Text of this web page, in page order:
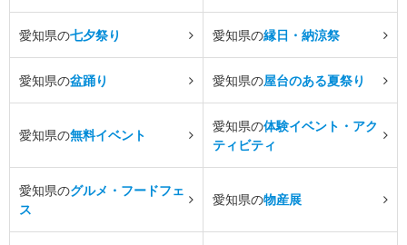
愛知県の七夕祭り 愛知県の縁日・納涼祭
愛知県の盆踊り 愛知県の屋台のある夏祭り
愛知県の無料イベント
愛知県の体験イベント・アク
ティビティ
愛知県のグルメ・フードフェ
ス
愛知県の物産展